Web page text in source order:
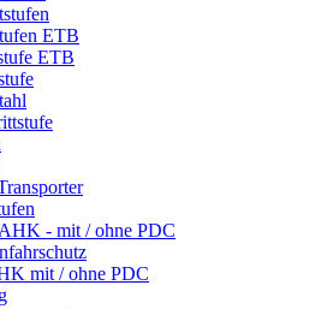
ETB
ETB
- mit / ohne PDC
mit / ohne PDC